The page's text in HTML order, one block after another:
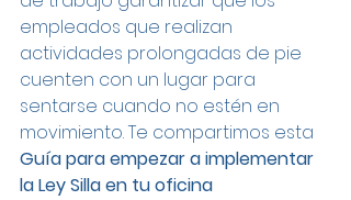
empleados que realizan
actividades prolongadas de pie
cuenten con un lugar para
sentarse cuando no estén en
movimiento. Te compartimos esta
Guía para empezar a implementar
la Ley Silla en tu oficina